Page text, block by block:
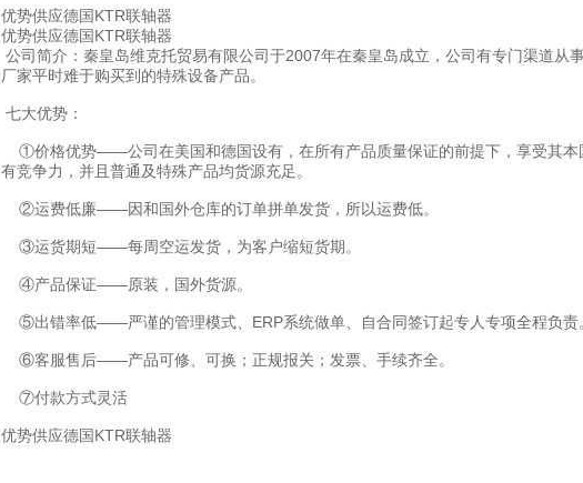
优势供应德国KTR联轴器
优势供应德国KTR联轴器
公司简介：秦皇岛维克托贸易有限公司于2007年在秦皇岛成立，公司有专门渠道从
厂家平时难于购买到的特殊设备产品。
七大优势：
①价格优势——公司在美国和德国设有，在所有产品质量保证的前提下，享受其本
有竞争力，并且普通及特殊产品均货源充足。
②运费低廉——因和国外仓库的订单拼单发货，所以运费低。
③运货期短——每周空运发货，为客户缩短货期。
④产品保证——原装，国外货源。
⑤出错率低——严谨的管理模式、ERP系统做单、自合同签订起专人专项全程负责
⑥客服售后——产品可修、可换；正规报关；发票、手续齐全。
⑦付款方式灵活
优势供应德国KTR联轴器